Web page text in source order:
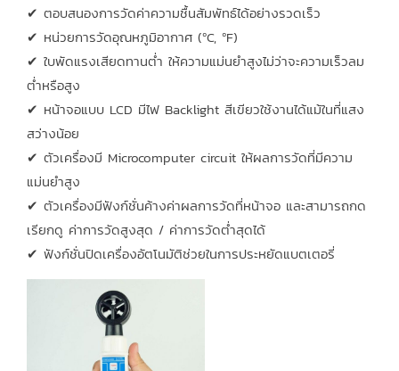
✔ ตอบสนองการวัดค่าความชื้นสัมพัทธ์ได้อย่างรวดเร็ว
✔ หน่วยการวัดอุณหภูมิอากาศ (ºC, ºF)
✔ ใบพัดแรงเสียดทานต่ำ ให้ความแม่นยำสูงไม่ว่าจะความเร็วลม
ต่ำหรือสูง
✔ หน้าจอแบบ LCD มีไฟ Backlight สีเขียวใช้งานได้แม้ในที่แสง
สว่างน้อย
✔ ตัวเครื่องมี Microcomputer circuit ให้ผลการวัดที่มีความ
แม่นยำสูง
✔ ตัวเครื่องมีฟังก์ชั่นค้างค่าผลการวัดที่หน้าจอ และสามารถกด
เรียกดู ค่าการวัดสูงสุด / ค่าการวัดต่ำสุดได้
✔ ฟังก์ชั่นปิดเครื่องอัตโนมัติช่วยในการประหยัดแบตเตอรี่